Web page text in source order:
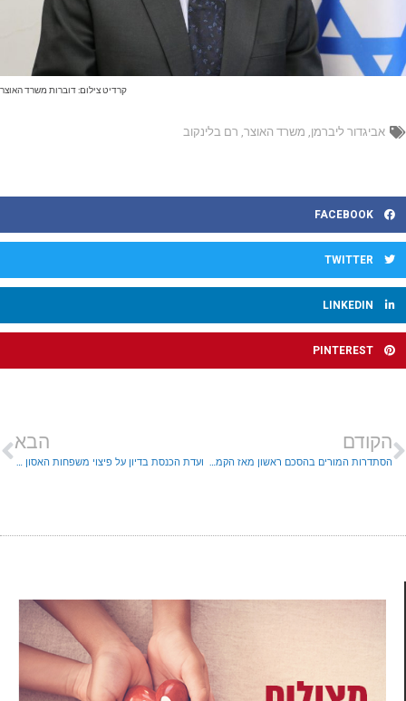
קרדיט צילום: דוברות משרד האוצר
אביגדור ליברמן, משרד האוצר, רם בלינקוב
FACEBOOK
TWITTER
LINKEDIN
PINTEREST
הקודם
הסתדרות המורים בהסכם ראשון מאז הקמת הממשלה החדשה
הבא
ועדת הכנסת בדיון על פיצוי משפחות האסון בהר מירון